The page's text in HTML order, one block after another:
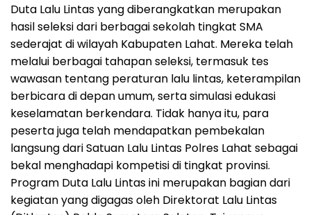
Duta Lalu Lintas yang diberangkatkan merupakan
hasil seleksi dari berbagai sekolah tingkat SMA
sederajat di wilayah Kabupaten Lahat. Mereka telah
melalui berbagai tahapan seleksi, termasuk tes
wawasan tentang peraturan lalu lintas, keterampilan
berbicara di depan umum, serta simulasi edukasi
keselamatan berkendara. Tidak hanya itu, para
peserta juga telah mendapatkan pembekalan
langsung dari Satuan Lalu Lintas Polres Lahat sebagai
bekal menghadapi kompetisi di tingkat provinsi.
Program Duta Lalu Lintas ini merupakan bagian dari
kegiatan yang digagas oleh Direktorat Lalu Lintas